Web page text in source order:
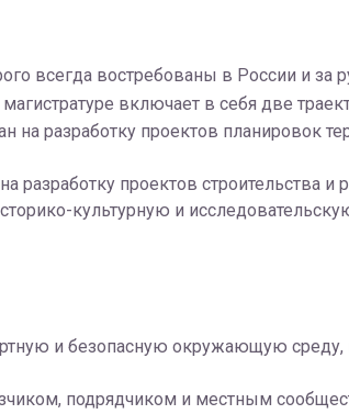
всегда востребованы в России и за
включает в себя две
на разработку проектов планировок
разработку проектов строительства
культурную и
и безопасную окружающую среду,
подрядчиком и местным